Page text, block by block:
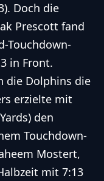
Doch die
Prescott fand
Touchdown-
in Front.
die Dolphins die
erzielte mit
den
Touchdown-
Mostert,
mit 7:13